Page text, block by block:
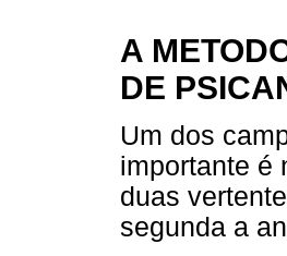
A
DE
Um dos
importante é
duas
segunda a